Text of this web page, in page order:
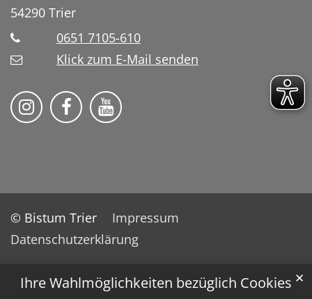
Ihre Wahlmöglichkeiten bezüglich Cookies ✕
54290 Trier
0651 7105-610
Klick zum E-Mail senden
Bistum Trier auf Instragram
Bistum Trier auf Facebook
Bistum Trier auf YouTube
© Bistum Trier
Impressum
Datenschutzerklärung